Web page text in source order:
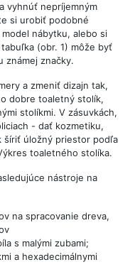
vyhnúť nepríjemným
si urobiť podobné
nábytku, alebo si
(obr. 1) môže byť
známej značky.
a zmeniť dizajn tak,
dobre toaletný stolík,
stolíkmi. V zásuvkách,
- dať kozmetiku,
šíriť úložný priestor podľa
toaletného stolíka.
nástroje na
na spracovanie dreva,
s malými zubami;
a hexadecimálnymi